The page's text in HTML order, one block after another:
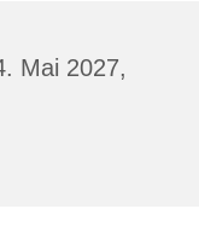
Mai 2027,